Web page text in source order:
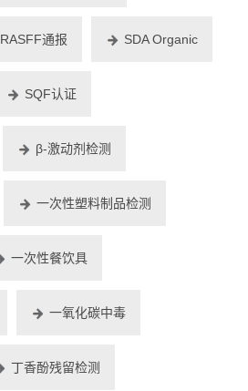
RASFF通报 SDA Organic
SQF认证
β-激动剂检测
一次性塑料制品检测
一次性餐饮具
一氧化碳中毒
丁香酚残留检测